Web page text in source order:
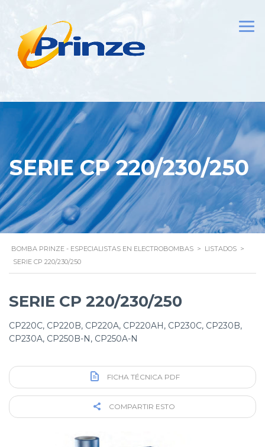
SERIE CP 220/230/250
BOMBA PRINZE - ESPECIALISTAS EN ELECTROBOMBAS > LISTADOS >
SERIE CP 220/230/250
SERIE CP 220/230/250
CP220C, CP220B, CP220A, CP220AH, CP230C, CP230B,
CP230A, CP250B-N, CP250A-N
FICHA TÉCNICA PDF
COMPARTIR ESTO